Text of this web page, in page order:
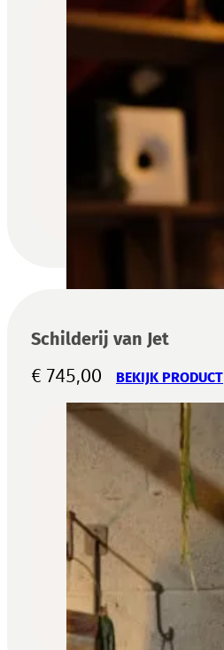
Schilderij van Jet
€ 745,00 BEKIJK PRODUCT